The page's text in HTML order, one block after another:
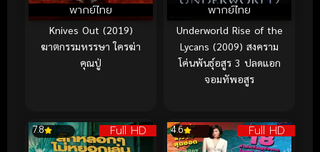
พากย์ไทย
Knives Out (2019)
ฆาตกรรมหรรษา ใครฆ่า
คุณปู่
พากย์ไทย
Underworld Rise of the
Lycans (2009) สงคราม
โค่นพันธุ์อสูร 3 ปลดแอก
จอมทัพอสูร
Full HD
7.8 Full HD
4.6